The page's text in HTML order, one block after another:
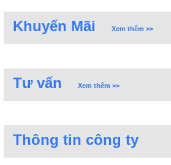
Khuyến Mãi Xem thêm >>
Tư vấn Xem thêm >>
Thông tin công ty